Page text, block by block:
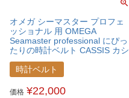
オメガ シーマスター プロフェ
ッショナル 用 OMEGA
Seamaster professional にぴっ
たりの時計ベルト CASSIS カシ
ス CAOUTCHOUC CROCO カ
ウチッククロコ カウチックラバ
ー 時計ベルト
U0043001OMGSEM
時計ベルト
価格 ¥22,000